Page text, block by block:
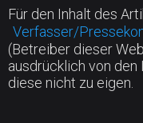
Für den Inhalt des
Verfasser/
(Betreiber dieser
ausdrücklich von
diese nicht zu eigen.